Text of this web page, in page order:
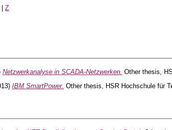
| Z
Netzwerkanalyse in SCADA-Netzwerken. Other thesis,
IBM SmartPower. Other thesis, HSR Hochschule für